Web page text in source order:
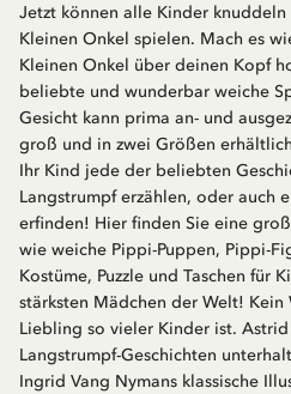
Jetzt können alle Kinder
Kleinen Onkel spielen. Mach es
Kleinen Onkel über deinen Kopf
beliebte und wunderbar weiche
Gesicht kann prima an- und
groß und in zwei Größen
Ihr Kind jede der beliebten
Langstrumpf erzählen, oder auch
erfinden! Hier finden Sie eine
wie weiche Pippi-Puppen, Pippi-
Kostüme, Puzzle und Taschen für
stärksten Mädchen der Welt! Kein
Liebling so vieler Kinder ist.
Langstrumpf-Geschichten
Ingrid Vang Nymans klassische